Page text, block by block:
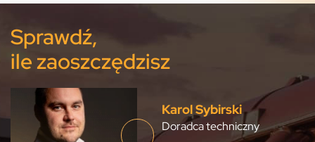
Sprawdź,
ile zaoszczędzisz
Karol Sybirski
Doradca techniczny